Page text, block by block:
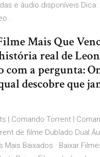
e áudio disponíveis
.
Mais Que
real de
a pergunta:
descobre que
| Comando Torrent |
de filme Dublado Dual
Mais Baixados · Baixar